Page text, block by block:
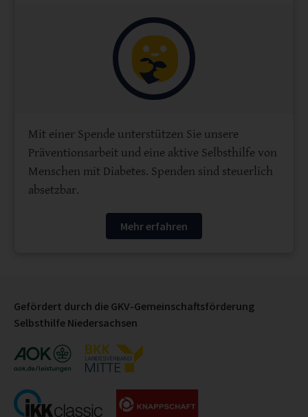
Mit einer Spende unterstützen Sie unsere
Präventionsarbeit und eine aktive Selbsthilfe von
Menschen mit Diabetes. Spenden sind steuerlich
absetzbar.
Mehr erfahren
Gefördert durch die GKV-Gemeinschaftsförderung
Selbsthilfe Niedersachsen